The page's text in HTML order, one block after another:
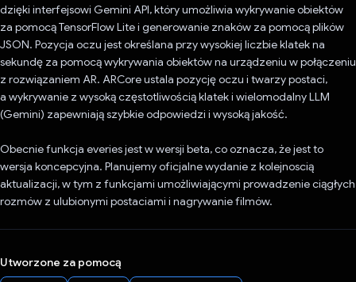
dzięki interfejsowi Gemini API, który umożliwia wykrywanie obiektów
za pomocą TensorFlow Lite i generowanie znaków za pomocą plików
JSON. Pozycja oczu jest określana przy wysokiej liczbie klatek na
sekundę za pomocą wykrywania obiektów na urządzeniu w połączeniu
z rozwiązaniem AR. ARCore ustala pozycję oczu i twarzy postaci,
a wykrywanie z wysoką częstotliwością klatek i wielomodalny LLM
(Gemini) zapewniają szybkie odpowiedzi i wysoką jakość.
Obecnie funkcja everies jest w wersji beta, co oznacza, że jest to
wersja koncepcyjna. Planujemy oficjalne wydanie z kolejnoscią
aktualizacji, w tym z funkcjami umożliwiającymi prowadzenie ciągłych
rozmów z ulubionymi postaciami i nagrywanie filmów.
Utworzone za pomocą